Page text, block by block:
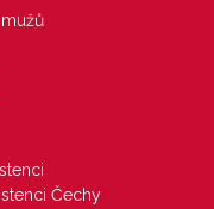
Čechy